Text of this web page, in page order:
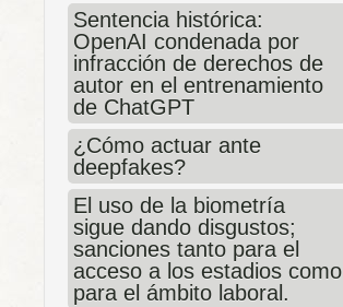
Sentencia histórica:
OpenAI condenada por
infracción de derechos de
autor en el entrenamiento
de ChatGPT
¿Cómo actuar ante
deepfakes?
El uso de la biometría
sigue dando disgustos;
sanciones tanto para el
acceso a los estadios como
para el ámbito laboral.